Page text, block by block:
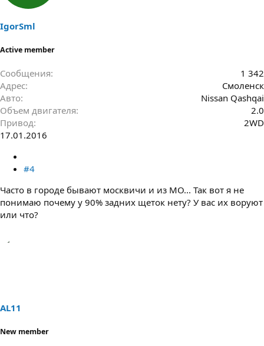
IgorSml
Active member
Сообщения
1 342
Адрес
Смоленск
Авто
Nissan Qashqai
Объем двигателя
2.0
Привод
2WD
17.01.2016
#4
Часто в городе бывают москвичи и из МО... Так вот я не
понимаю почему у 90% задних щеток нету? У вас их воруют
или что?
AL11
New member